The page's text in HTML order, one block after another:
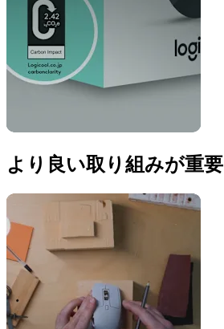
より良い取り組みが重要